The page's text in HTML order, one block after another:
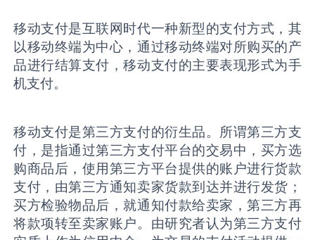
移动支付是互联网时代一种新型的支付方式，其
以移动终端为中心，通过移动终端对所购买的产
品进行结算支付，移动支付的主要表现形式为手
机支付。
移动支付是第三方支付的衍生品。所谓第三方支
付，是指通过第三方支付平台的交易中，买方选
购商品后，使用第三方平台提供的账户进行货款
支付，由第三方通知卖家货款到达并进行发货；
买方检验物品后，就通知付款给卖家，第三方再
将款项转至卖家账户。由研究者认为第三方支付